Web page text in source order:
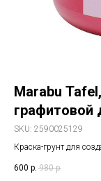
Marabu
графитовой
SKU: 2590025129
Краска-грунт для
600 р. 980 р.